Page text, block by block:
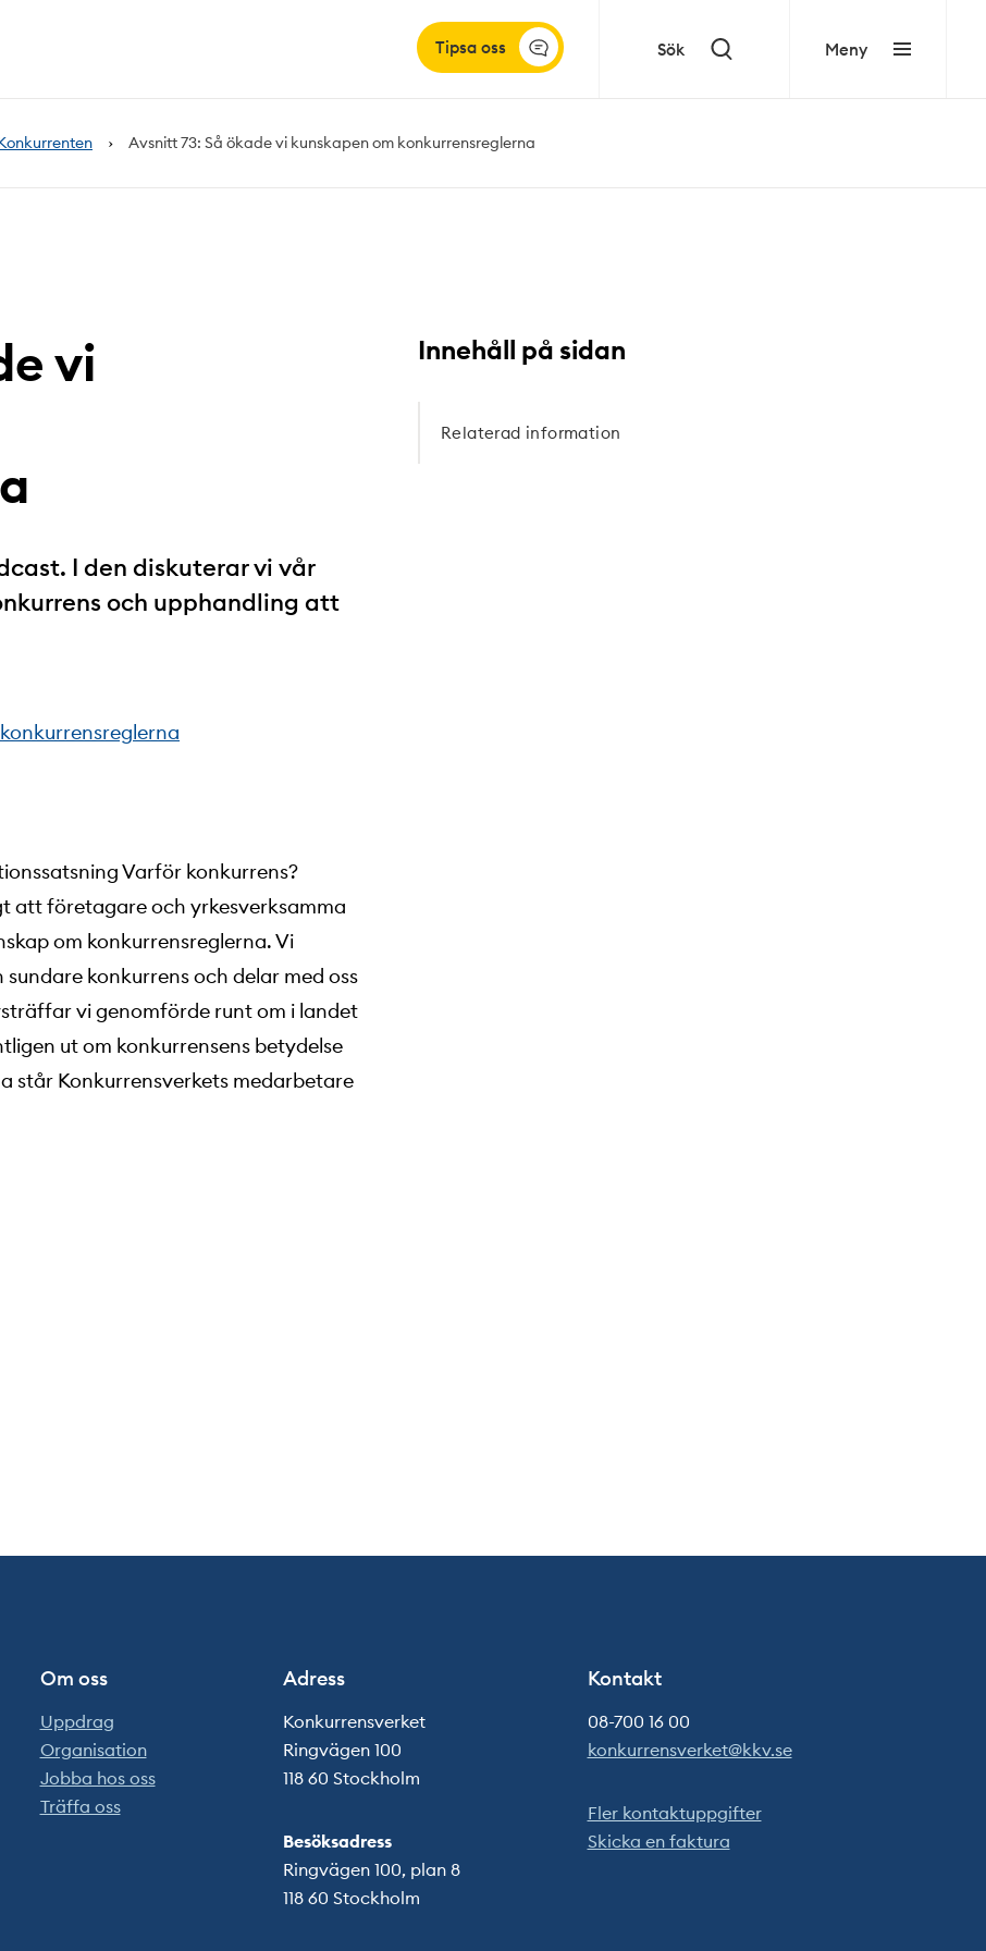
Tipsa oss Sök Meny
Avsnitt 73: Så ökade vi kunskapen om konkurrensreglerna
vi
I den diskuterar vi vår
och upphandling att
Varför konkurrens?
att företagare och yrkesverksamma
om konkurrensreglerna. Vi
konkurrens och delar med oss
vi genomförde runt om i landet
ut om konkurrensens betydelse
står Konkurrensverkets medarbetare
Innehåll på sidan
Relaterad information
Om oss
Uppdrag
Organisation
Jobba hos oss
Träffa oss
Adress
Konkurrensverket
Ringvägen 100
118 60 Stockholm
Besöksadress
Ringvägen 100, plan 8
118 60 Stockholm
Kontakt
08-700 16 00
konkurrensverket@kkv.se
Fler kontaktuppgifter
Skicka en faktura